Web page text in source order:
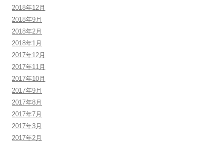
2018年12月
2018年9月
2018年2月
2018年1月
2017年12月
2017年11月
2017年10月
2017年9月
2017年8月
2017年7月
2017年3月
2017年2月